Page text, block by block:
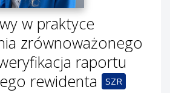
w praktyce
zrównoważonego
raportu
rewidenta
SZR